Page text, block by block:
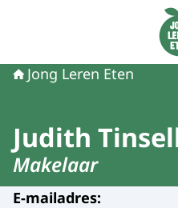
Naar de
Jong Leren Eten
Judith
Makelaar
E-mailadres: